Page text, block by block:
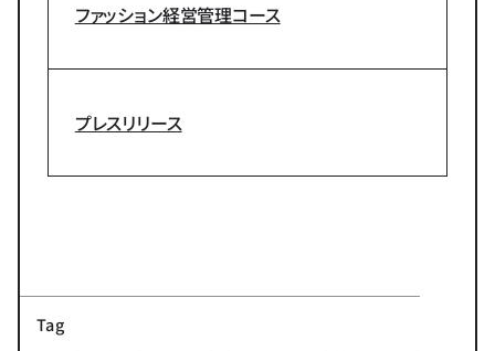
ファッション経営管理コース
プレスリリース
Tag